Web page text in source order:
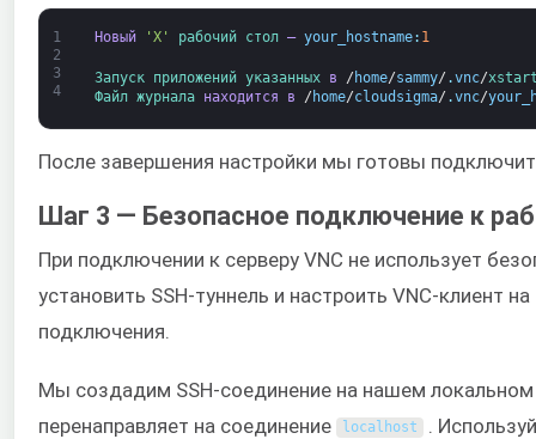
1
2
3
4
Новый 'X' рабочий стол — your_hostname: 1
Запуск приложений указанных в / home/sammy/ .vnc/
Файл журнала находится в / home/cloudsigma/ .vnc/
После завершения настройки мы готовы
Шаг 3 — Безопасное подключение к
При подключении к серверу VNC не использует
установить SSH-туннель и настроить VNC-клиент
подключения.
Мы создадим SSH-соединение на нашем
перенаправляет на соединение
localhost .